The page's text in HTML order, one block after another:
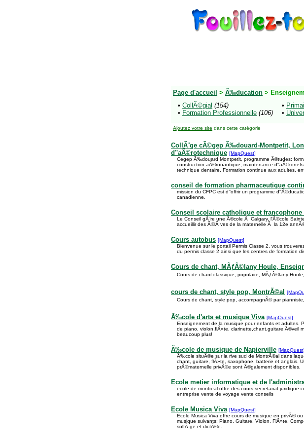
Page d'accueil > Ã‰ducation >
• CollÃ©gial (154)
• Formation Professionnelle (106)
•
•
Ajoutez votre site dans cette catégorie
CollÃ¨ge cÃ©gep Ã‰douard-Montpetit,
d''aÃ©rotechnique [MapQuest]
Cegep Ã‰douard Montpetit, programme Ã©tudes:
construction aÃ©ronautique, maintenance
technique dentaire. Formation continue aux adultes,
conseil de formation pharmaceutique
mission du CFPC est d''offrir un programme
canadienne.
Conseil scolaire catholique et
Le Conseil gÃ¨re une Ã©cole Ã Calgary, l'Ã©cole
accueillir des Ã©lÃ¨ves de la maternelle Ã la 12e
Cours autobus [MapQuest]
Bienvenue sur le portail Permis Classe 2, vous
du permis classe 2 ainsi que les centres de formation
Cours de chant, MÃƒÂ©lany Houle,
Cours de chant classique, populaire, MÃƒÂ©lany
cours de chant, style pop, MontrÃ©al
Cours de chant, style pop, accompagnÃ© par
Ã‰cole d'arts et musique Viva [MapQuest]
Enseignement de la musique pour enfants et adultes.
de piano, violon,flÃ»te, clarinette,chant,guitare,Ã©veil
beaucoup plus!
Ã‰cole de musique de Napierville [MapQuest]
Ã‰cole situÃ©e sur la rive sud de MontrÃ©al dans
chant, guitare, flÃ»te, saxophone, batterie et anglais.
prÃ©maternelle privÃ©e sont Ã©galement disponibles.
Ecole metier informatique et de
ecole de montreal offre des cours secretariat juridique
entreprise vente de voyage vente conseils
Ecole Musica Viva [MapQuest]
Ecole Musica Viva offre cours de musique en privÃ©
musique suivants: Piano, Guitare, Violon, FlÃ»te,
solfÃ¨ge et dictÃ©e.